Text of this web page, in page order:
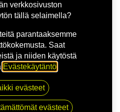
G-FORCE WINTER2
verkkosivuston
tällä selaimella?
parantaaksemme
Saat
ja niiden käytöstä
Evästekäytäntö
evästeet
evästeet